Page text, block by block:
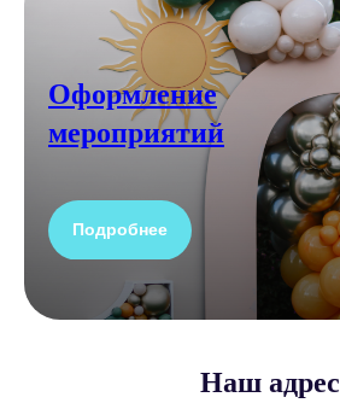
Оформление
мероприятий
Подробнее
Наш адрес